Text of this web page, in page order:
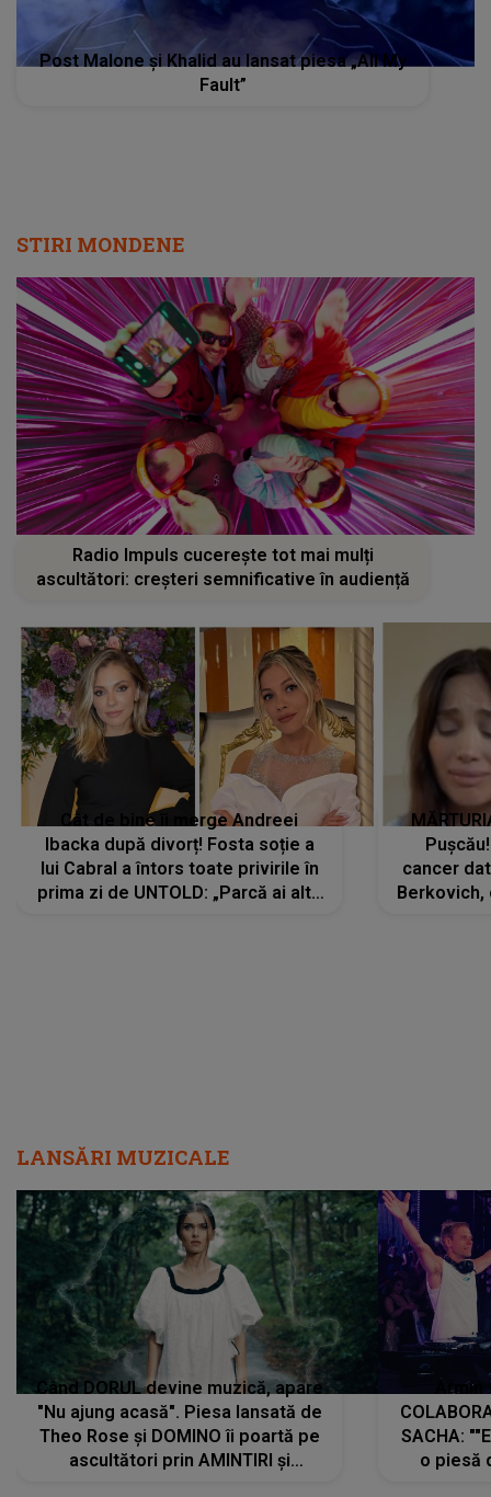
Post Malone și Khalid au lansat piesa „All My
Fault”
STIRI MONDENE
Radio Impuls cucerește tot mai mulți
ascultători: creșteri semnificative în audiență
Cât de bine îi merge Andreei
Ibacka după divorț! Fosta soție a
lui Cabral a întors toate privirile în
prima zi de UNTOLD: „Parcă ai altă
cancer
LANSĂRI MUZICALE
Când DORUL devine muzică, apare
"Nu ajung acasă". Piesa lansată de
Theo Rose și DOMINO îi poartă pe
ascultători prin AMINTIRI și
SACHA:
o piesă